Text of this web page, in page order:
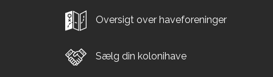
Oversigt over haveforeninger
Sælg din kolonihave